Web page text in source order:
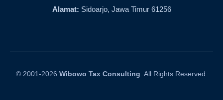
Alamat: Sidoarjo, Jawa Timur 61256
© 2001-2026 Wibowo Tax Consulting . All Rights Reserved.